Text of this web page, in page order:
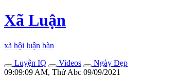
Xã Luận
xã hội luận bàn
Luyện IQ
Videos
Ngày Đẹp
09:09:09 AM, Thứ Abc 09/09/2021